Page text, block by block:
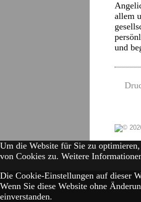
allem
und
Um die Website für Sie zu
von Cookies zu. Weitere
Die Cookie-Einstellungen auf dieser
Wenn Sie diese Website ohne
einverstanden.